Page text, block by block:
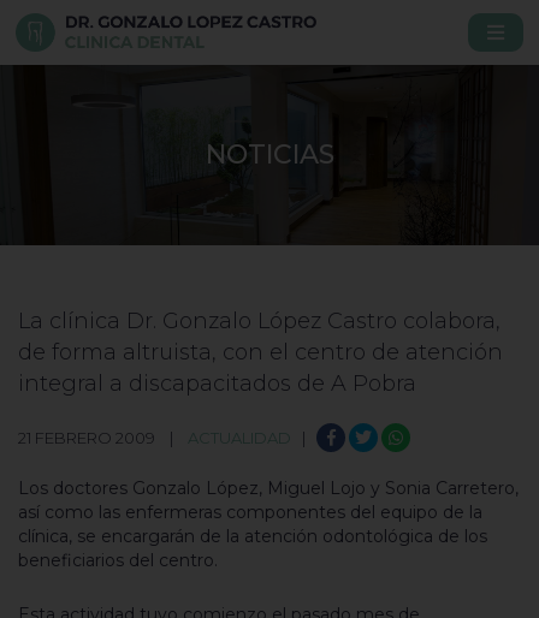
NOTICIAS
La clínica Dr. Gonzalo López Castro colabora,
de forma altruista, con el centro de atención
integral a discapacitados de A Pobra
21 FEBRERO 2009 | ACTUALIDAD |
Los doctores Gonzalo López, Miguel Lojo y Sonia Carretero,
así como las enfermeras componentes del equipo de la
clínica, se encargarán de la atención odontológica de los
beneficiarios del centro.